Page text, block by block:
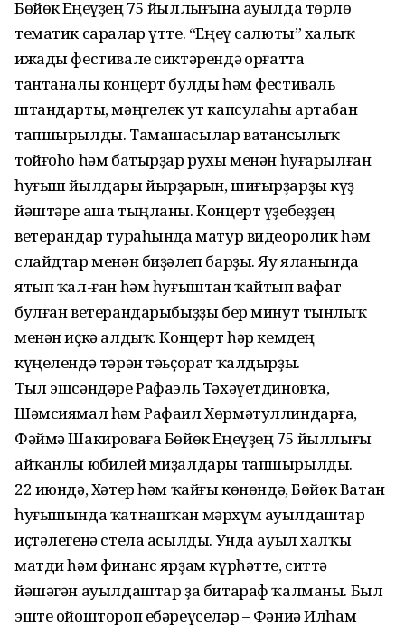
Бөйөк Еңеүҙең 75 йыллығына ауылда төрлө
тематик саралар үтте. “Еңеү салюты” халыҡ
ижады фестивале сиктәрендә Ҡорғатта
тантаналы концерт булды һәм фестиваль
штандарты, мәңгелек ут капсулаһы артабан
тапшырылды. Тамашасылар ватансылыҡ
тойғоһо һәм батырҙар рухы менән һуғарылған
һуғыш йылдары йырҙарын, шиғырҙарҙы күҙ
йәштәре аша тыңланы. Концерт үҙебеҙҙең
ветерандар тураһында матур видеоролик һәм
слайдтар менән биҙәлеп барҙы. Яу яланында
ятып ҡал-ған һәм һуғыштан ҡайтып вафат
булған ветерандарыбыҙҙы бер минут тынлыҡ
менән иҫкә алдыҡ. Концерт һәр кемдең
күңелендә тәрән тәьҫорат ҡалдырҙы.
Тыл эшсәндәре Рафаэль Тәхәүетдиновҡа,
Шәмсиямал һәм Рафаил Хөрмәтуллиндарға,
Фәймә Шакироваға Бөйөк Еңеүҙең 75 йыллығы
айҡанлы юбилей миҙалдары тапшырылды.
22 июндә, Хәтер һәм ҡайғы көнөндә, Бөйөк Ватан
һуғышында ҡатнашҡан мәрхүм ауылдаштар
иҫтәлегенә стела асылды. Унда ауыл халҡы
матди һәм финанс ярҙам күрһәтте, ситтә
йәшәгән ауылдаштар ҙа битараф ҡалманы. Был
эште ойоштороп ебәреүселәр – Фәниә Илһам